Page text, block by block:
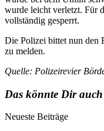
wurde leicht verletzt. Für
vollständig gesperrt.
Die Polizei bittet nun den
zu melden.
Quelle: Polizeirevier
Das könnte Dir
Neueste Beiträge